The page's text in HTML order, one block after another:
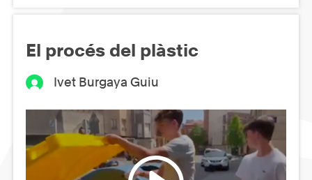
El procés del plàstic
Ivet Burgaya Guiu